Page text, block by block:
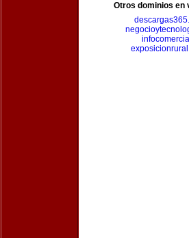
Otros dominios en